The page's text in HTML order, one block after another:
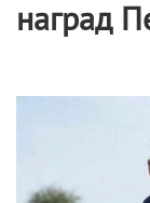
наград